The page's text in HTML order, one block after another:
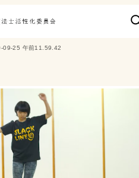
09-25 午前11.59.42